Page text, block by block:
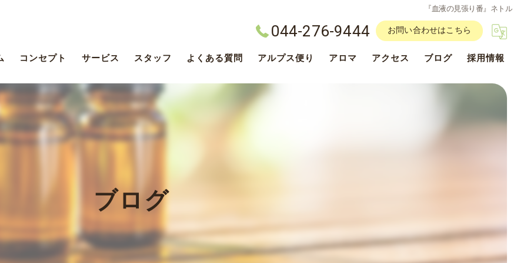
『血液の見張り番』ネトル
044-276-9444 お問い合わせはこちら
コンセプト サービス
医療DX推進体制整備ついて
スタッフ よくある質問 アルプス便り アロマ アクセス ブログ 採用情報
ブログ